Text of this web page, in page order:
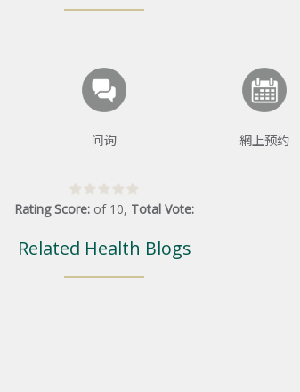
问询 網上预约
Rating Score: of 10, Total Vote:
Related Health Blogs